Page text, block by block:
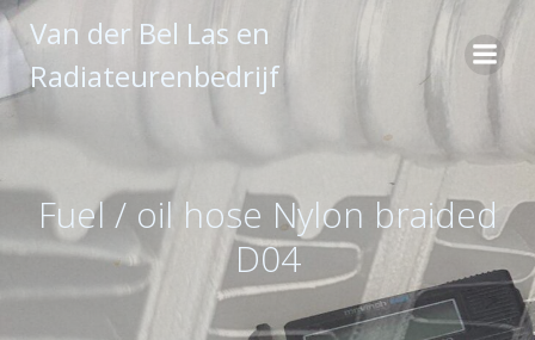
Ga
naar
inhoud
Van der Bel Las en
Radiateurenbedrijf
Fuel / oil hose Nylon braided
D04